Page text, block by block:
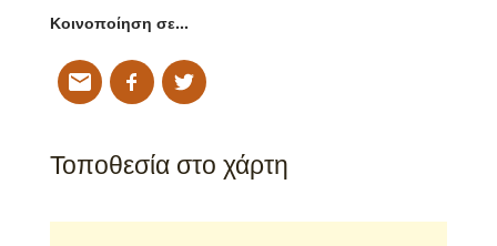
Κοινοποίηση σε…
Τοποθεσία στο χάρτη